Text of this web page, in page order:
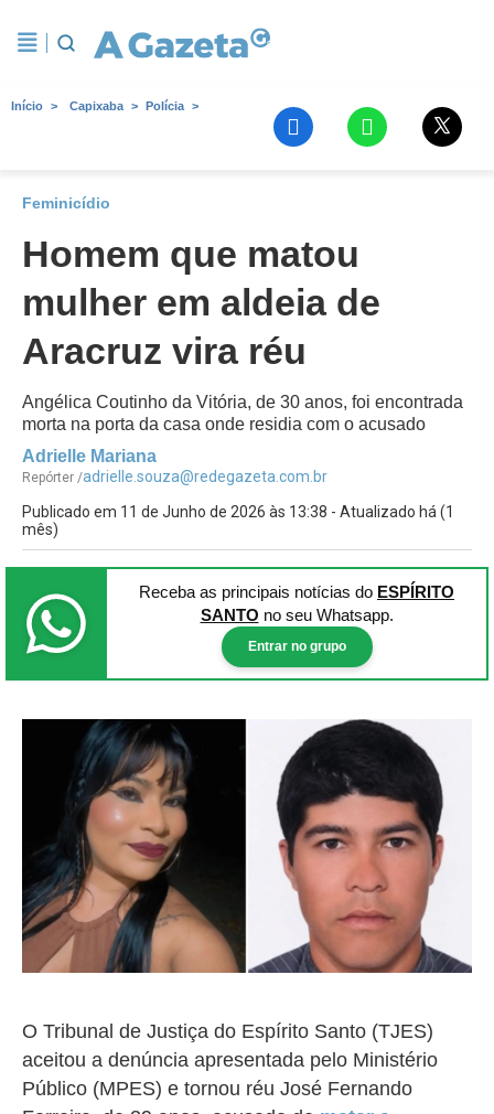
Início Capixaba Polícia
Feminicídio
Homem que matou
mulher em aldeia de
Aracruz vira réu
Angélica Coutinho da Vitória, de 30 anos, foi encontrada
morta na porta da casa onde residia com o acusado
Adrielle Mariana
Repórter /adrielle.souza@redegazeta.com.br
Publicado em 11 de Junho de 2026 às 13:38 - Atualizado há (1
mês)
Receba as principais notícias do ESPÍRITO
SANTO no seu Whatsapp.
Entrar no grupo
O Tribunal de Justiça do Espírito Santo (TJES)
aceitou a denúncia apresentada pelo Ministério
Público (MPES) e tornou réu José Fernando